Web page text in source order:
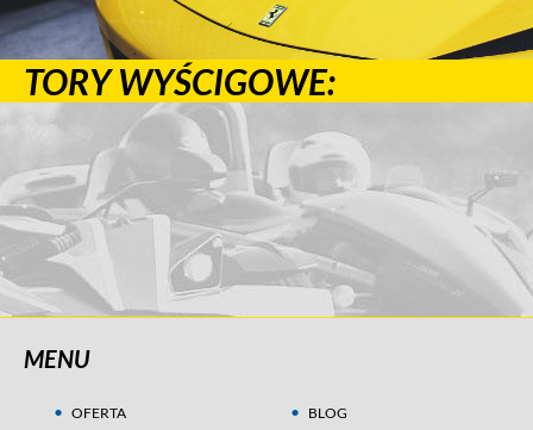
TORY WYŚCIGOWE:
MENU
OFERTA
BLOG